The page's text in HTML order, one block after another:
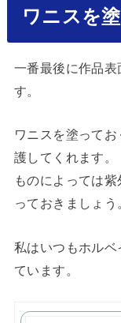
ワニスを
一番最後に作品
す。
ワニスを塗って
護してくれます。
ものによっては
っておきましょう。
私はいつもホル
ています。